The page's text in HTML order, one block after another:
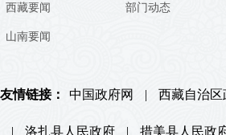
西藏要闻
山南要闻
部门动态
友情链接： 中国政府网 | 西藏自治区
| 洛扎县人民政府 | 措美县人民政